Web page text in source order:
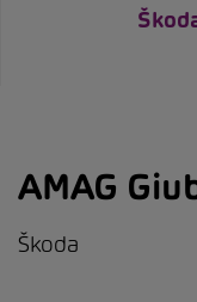
AMAG
Škoda